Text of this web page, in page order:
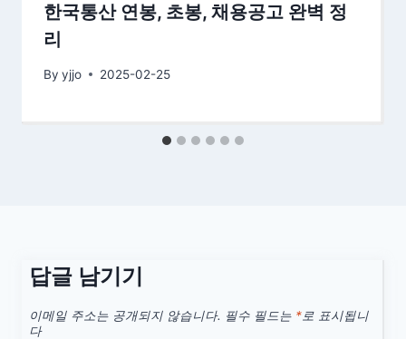
한국통산 연봉, 초봉, 채용공고 완벽 정
리
By yjjo 2025-02-25
답글 남기기
이메일 주소는 공개되지 않습니다. 필수 필드는 *로 표시됩니
다